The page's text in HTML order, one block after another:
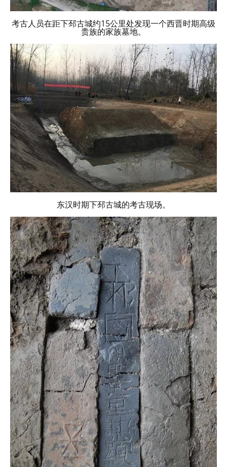
考古人员在距下邳古城约15公里处发现一个西晋时期高级
贵族的家族墓地。
东汉时期下邳古城的考古现场。